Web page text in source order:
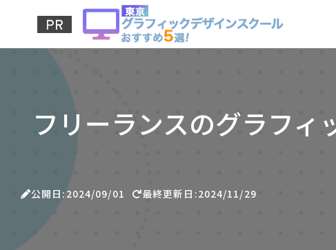
フリーランスのグラフィ
公開日:2024/09/01 最終更新日:2024/11/29